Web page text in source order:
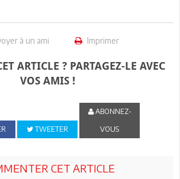
à un ami Imprimer
ARTICLE ? PARTAGEZ-LE AVEC
VOS AMIS !
TWEETER
ABONNEZ-
VOUS
CET ARTICLE